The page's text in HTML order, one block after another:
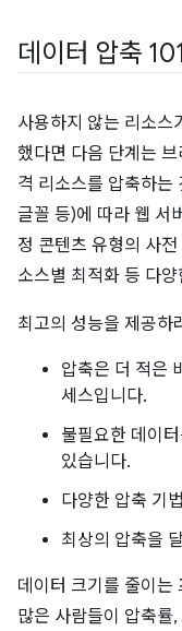
데이터 압축 101
사용하지 않는 리소스
했다면 다음 단계는
격 리소스를 압축하는
글꼴 등)에 따라 웹 서
정 콘텐츠 유형의 사
소스별 최적화 등 다
최고의 성능을 제공하
압축은 더 적은
세스입니다.
불필요한 데이
있습니다.
다양한 압축 기
최상의 압축을
데이터 크기를 줄이는
많은 사람들이 압축률